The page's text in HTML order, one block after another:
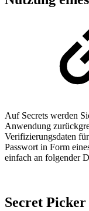
Auf Secrets werden
Anwendung
Verifizierungsdaten
Passwort in Form
einfach an folgender
Secret